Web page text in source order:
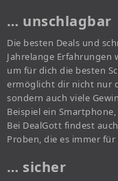
… unschlagbar
Die besten Deals und
Jahrelange Erfahrungen
um für dich die besten
ermöglicht dir nicht nur
sondern auch viele
Beispiel ein
Bei DealGott findest
Proben, die es immer
… sicher